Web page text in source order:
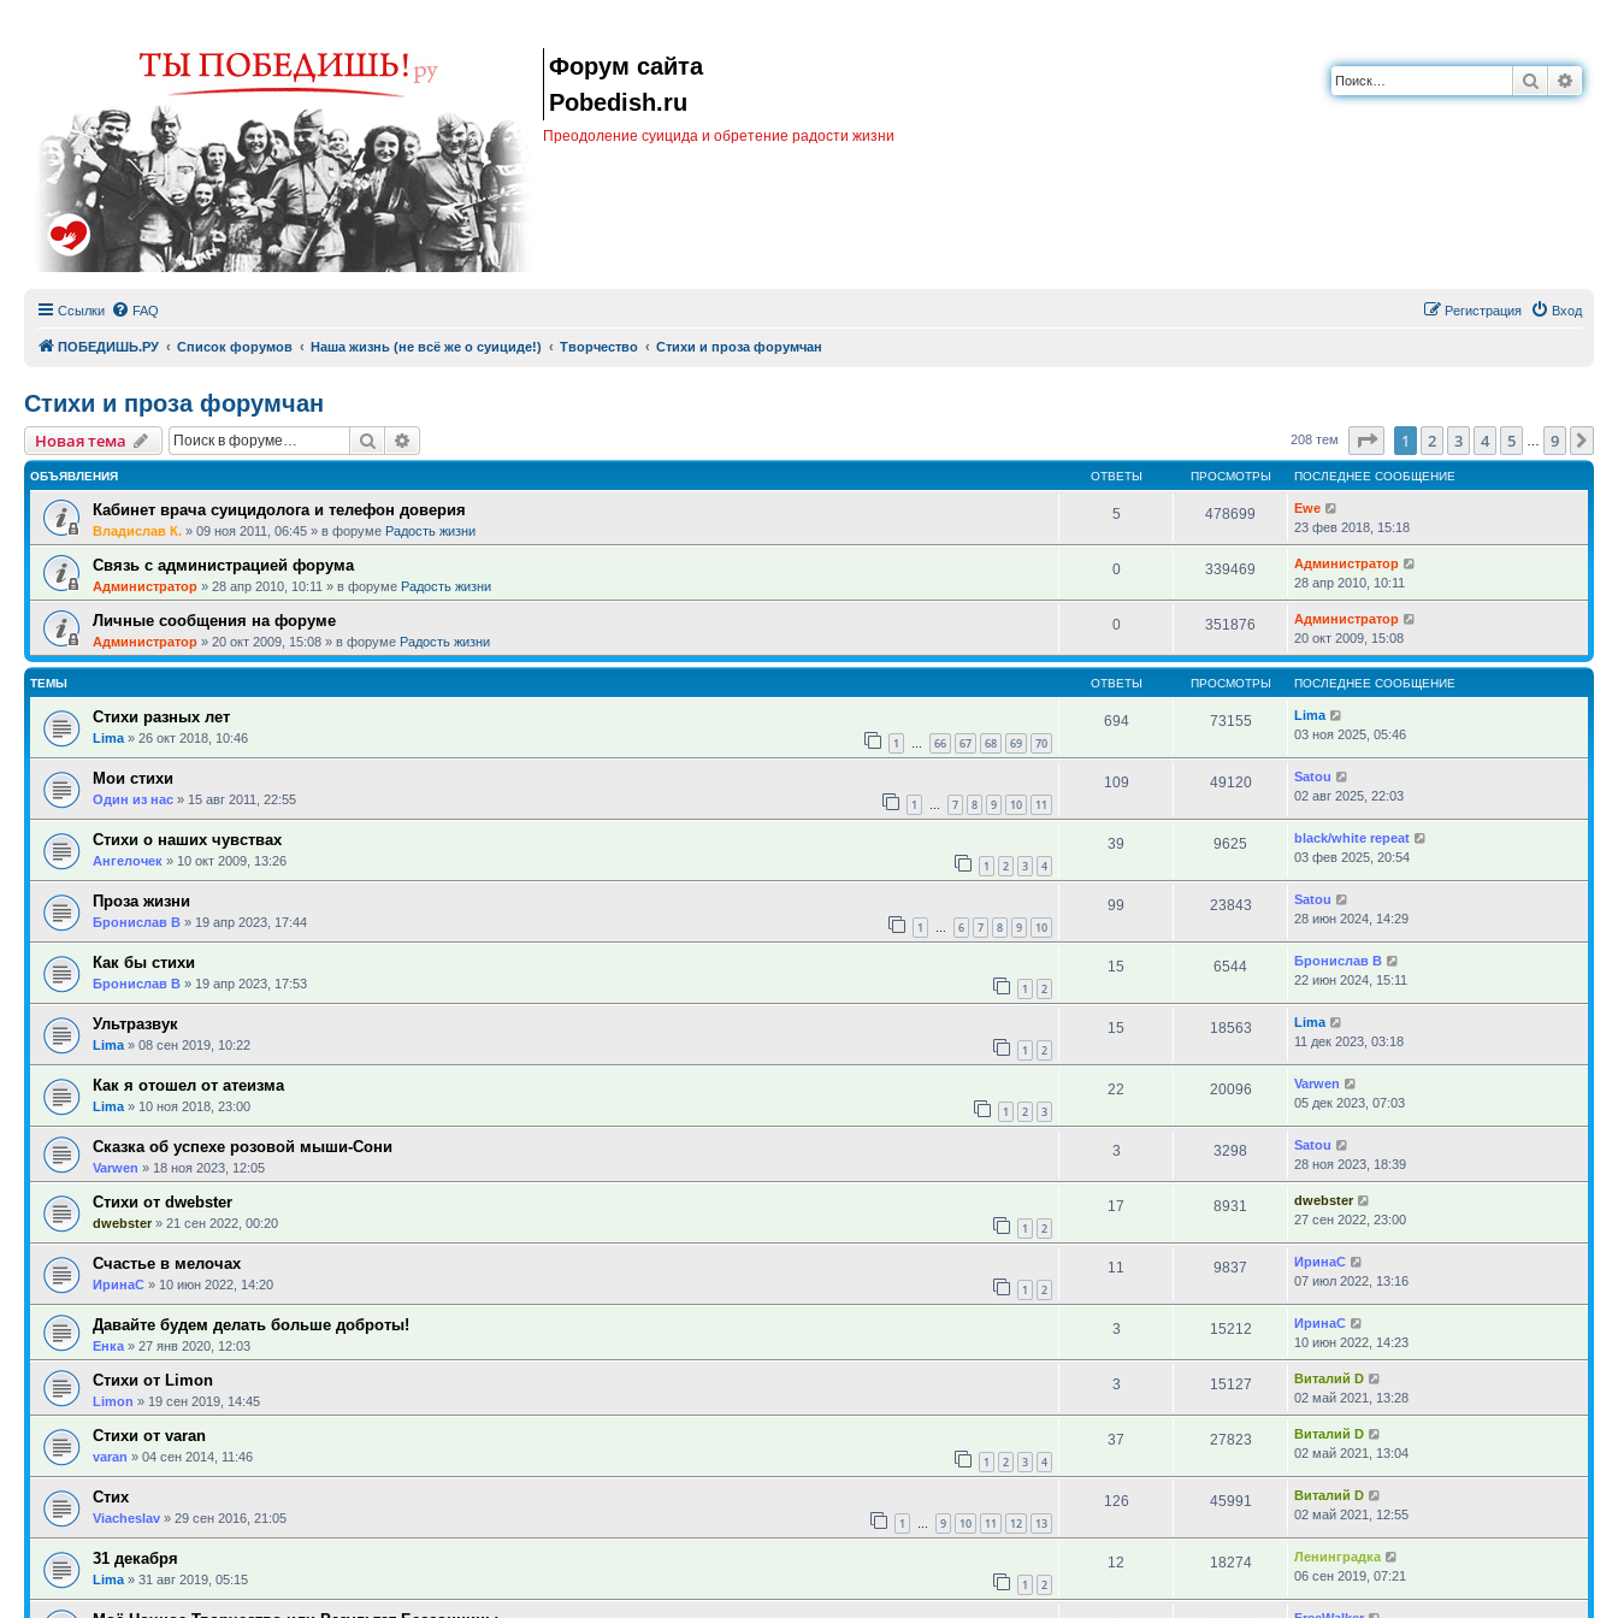
Форум сайта
Pobedish.ru
Преодоление суицида и обретение радости жизни
Поиск
Ссылки FAQ Вход
Регистрация
ПОБЕДИШЬ.РУ Список форумов Наша жизнь (не всё же о суициде!) Творчество Стихи и проза форумчан
Стихи и проза форумчан
Новая тема Поиск 208 тем Страница1 из
1 2 3 4 5 9
ОБЪЯВЛЕНИЯ ОТВЕТЫ ПРОСМОТРЫ ПОСЛЕДНЕЕ СООБЩЕНИЕ
Кабинет врача суицидолога и телефон доверия
Владислав К. » 09 ноя 2011, 06:45 » в форуме Радость жизни
5 478699
Ewe
23 фев 2018, 15:18
Связь с администрацией форума
Администратор » 28 апр 2010, 10:11 » в форуме Радость жизни
0 339469
Администратор
28 апр 2010, 10:11
Личные сообщения на форуме
Администратор » 20 окт 2009, 15:08 » в форуме Радость жизни
0 351876
Администратор
20 окт 2009, 15:08
ТЕМЫ ОТВЕТЫ ПРОСМОТРЫ ПОСЛЕДНЕЕ СООБЩЕНИЕ
Стихи разных лет
Lima » 26 окт 2018, 10:46 1 … 66 67 68 69 70
694 73155
Lima
03 ноя 2025, 05:46
Мои стихи
Один из нас » 15 авг 2011, 22:55 1 … 7 8 9 10 11
109 49120
Satou
02 авг 2025, 22:03
Стихи о наших чувствах
Ангелочек » 10 окт 2009, 13:26 1 2 3 4
39 9625
black/white repeat
03 фев 2025, 20:54
Проза жизни
Бронислав В » 19 апр 2023, 17:44 1 … 6 7 8 9 10
99 23843
Satou
28 июн 2024, 14:29
Как бы стихи
Бронислав В » 19 апр 2023, 17:53 1 2
15 6544
Бронислав В
22 июн 2024, 15:11
Ультразвук
Lima » 08 сен 2019, 10:22 1 2
15 18563
Lima
11 дек 2023, 03:18
Как я отошел от атеизма
Lima » 10 ноя 2018, 23:00 1 2 3
22 20096
Varwen
05 дек 2023, 07:03
Сказка об успехе розовой мыши-Сони
Varwen » 18 ноя 2023, 12:05
3 3298
Satou
28 ноя 2023, 18:39
Стихи от dwebster
dwebster» 21 сен 2022, 00:20 1 2
17 8931
dwebster
27 сен 2022, 23:00
Счастье в мелочах
ИринаC » 10 июн 2022, 14:20 1 2
11 9837
ИринаC
07 июл 2022, 13:16
Давайте будем делать больше доброты!
Енка » 27 янв 2020, 12:03
3 15212
ИринаC
10 июн 2022, 14:23
Стихи от Limon
Limon » 19 сен 2019, 14:45
3 15127
Виталий D
02 май 2021, 13:28
Стихи от varan
varan » 04 сен 2014, 11:46 1 2 3 4
37 27823
Виталий D
02 май 2021, 13:04
Стих
Viacheslav » 29 сен 2016, 21:05 1 … 9 10 11 12 13
126 45991
Виталий D
02 май 2021, 12:55
31 декабря
Lima » 31 авг 2019, 05:15 1 2
12 18274
Ленинградка
06 сен 2019, 07:21